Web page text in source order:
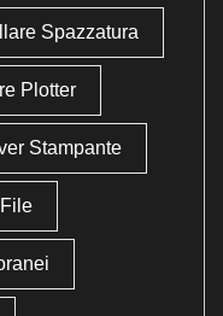
Spazzatura
Plotter
Stampante